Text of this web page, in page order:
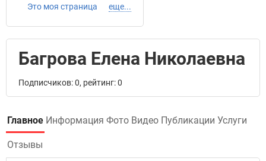
Это моя страница еще...
Багрова Елена Николаевна
Подписчиков: 0, рейтинг: 0
Главное Информация Фото Видео Публикации Услуги
Отзывы